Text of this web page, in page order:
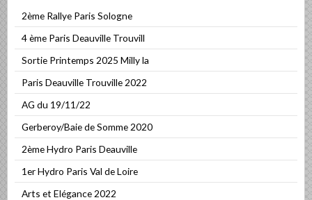
2ème Rallye Paris Sologne
4 ème Paris Deauville Trouvill
Sortie Printemps 2025 Milly la
Paris Deauville Trouville 2022
AG du 19/11/22
Gerberoy/Baie de Somme 2020
2ème Hydro Paris Deauville
1er Hydro Paris Val de Loire
Arts et Elégance 2022